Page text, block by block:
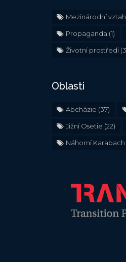
Mezinárodní
Propaganda (1)
Životní prostředí
Oblasti
Abcházie (37)
Jižní Osetie (22)
Náhorní Karabach